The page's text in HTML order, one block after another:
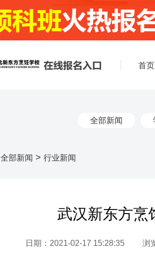
首页
全部新闻
全部新闻 > 行业新闻
武汉新东方烹
日期：2021-02-17 15:28:35 浏